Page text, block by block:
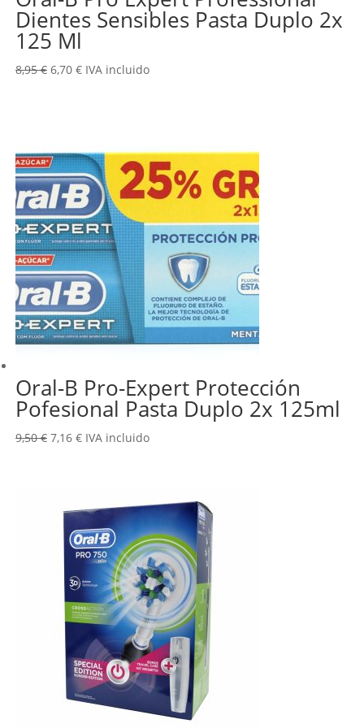
Dientes Sensibles Pasta Duplo 2x
125 Ml
8,95€ El
8,95 €.
6,70 €El
6,70 €.
IVA incluido
Oral-B Pro-Expert Protección
Pofesional Pasta Duplo 2x 125ml
9,50€ El
7,16 €El
7,16 €.
IVA incluido